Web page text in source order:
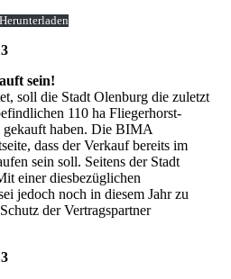
Herunterladen
sein!
soll die Stadt Olenburg die zuletzt
110 ha Fliegerhorst-
haben. Die BIMA
dass der Verkauf bereits im
sein soll. Seitens der Stadt
einer diesbezüglichen
jedoch noch in diesem Jahr zu
der Vertragspartner